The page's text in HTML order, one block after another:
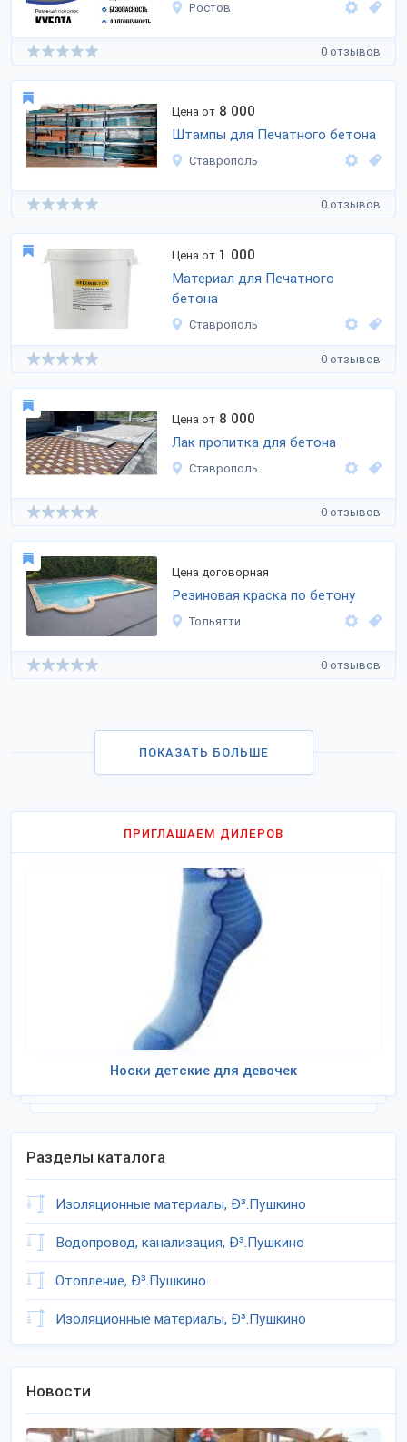
Ростов
0 отзывов
Цена от 8 000
Штампы для Печатного бетона
Ставрополь
0 отзывов
Цена от 1 000
Материал для Печатного
бетона
Ставрополь
0 отзывов
Цена от 8 000
Лак пропитка для бетона
Ставрополь
0 отзывов
Цена договорная
Резиновая краска по бетону
Тольятти
0 отзывов
ПОКАЗАТЬ БОЛЬШЕ
ПРИГЛАШАЕМ ДИЛЕРОВ
Носки детские для девочек
Разделы каталога
Изоляционные материалы, Ð³.Пушкино
Водопровод, канализация, Ð³.Пушкино
Отопление, Ð³.Пушкино
Изоляционные материалы, Ð³.Пушкино
Новости